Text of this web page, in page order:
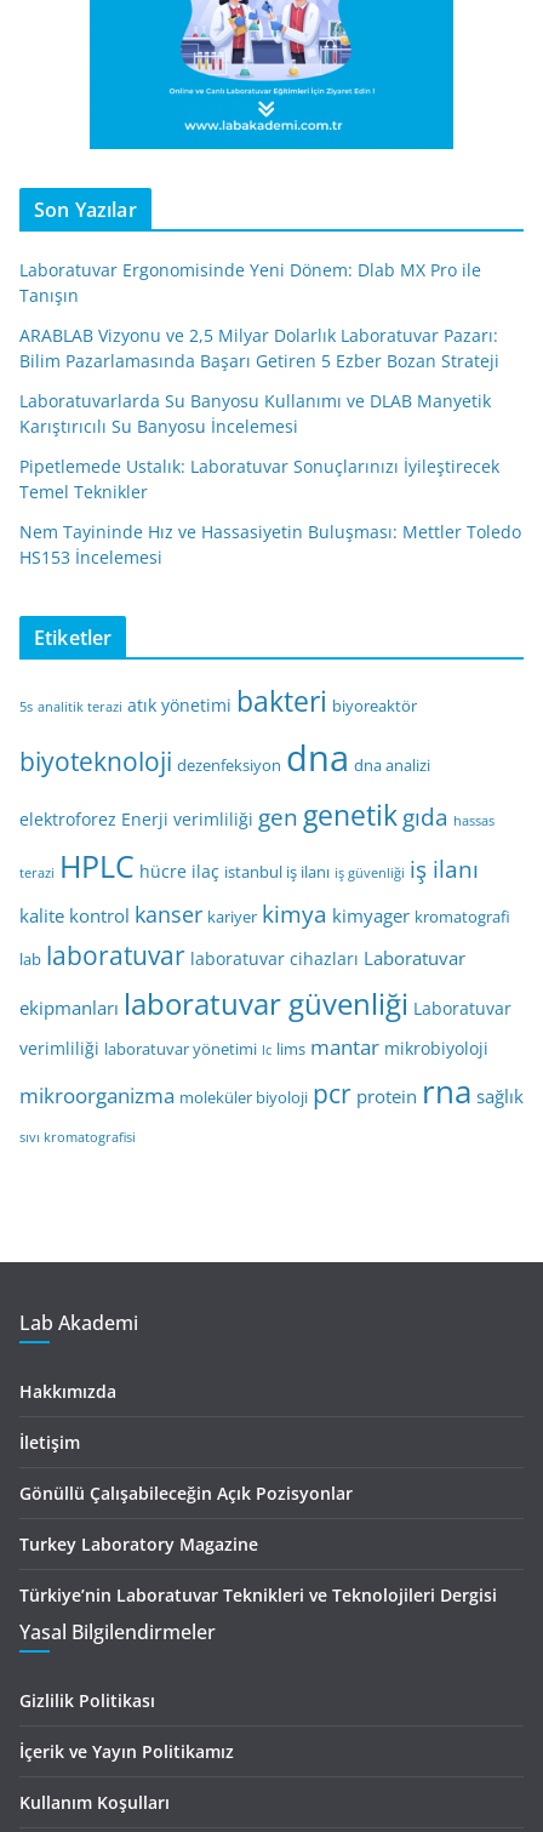
Son Yazılar
Laboratuvar Ergonomisinde Yeni Dönem: Dlab MX Pro ile
Tanışın
ARABLAB Vizyonu ve 2,5 Milyar Dolarlık Laboratuvar Pazarı:
Bilim Pazarlamasında Başarı Getiren 5 Ezber Bozan Strateji
Laboratuvarlarda Su Banyosu Kullanımı ve DLAB Manyetik
Karıştırıcılı Su Banyosu İncelemesi
Pipetlemede Ustalık: Laboratuvar Sonuçlarınızı İyileştirecek
Temel Teknikler
Nem Tayininde Hız ve Hassasiyetin Buluşması: Mettler Toledo
HS153 İncelemesi
Etiketler
5s analitik terazi atık yönetimi bakteri biyoreaktör
biyoteknoloji dezenfeksiyon dna dna analizi
elektroforez Enerji verimliliği gen genetikgıda hassas
terazi HPLC hücre ilaç istanbul iş ilanı iş güvenliği iş ilanı
kalite kontrol kanser kariyer kimya kimyager kromatografi
lab laboratuvar laboratuvar cihazları Laboratuvar
ekipmanları laboratuvar güvenliği Laboratuvar
verimliliği laboratuvar yönetimi lc lims mantar mikrobiyoloji
mikroorganizma moleküler biyoloji pcr protein rna sağlık
sıvı kromatografisi
Lab Akademi
Hakkımızda
İletişim
Gönüllü Çalışabileceğin Açık Pozisyonlar
Turkey Laboratory Magazine
Türkiye’nin Laboratuvar Teknikleri ve Teknolojileri Dergisi
Yasal Bilgilendirmeler
Gizlilik Politikası
İçerik ve Yayın Politikamız
Kullanım Koşulları